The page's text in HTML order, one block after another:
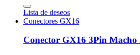
Lista de deseos
Conectores GX16
Conector GX16 3Pin